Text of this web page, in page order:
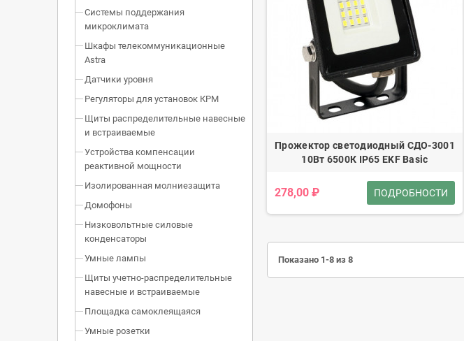
Системы поддержания
микроклимата
Шкафы телекоммуникационные
Astra
Датчики уровня
Регуляторы для установок КРМ
Щиты распределительные навесные
и встраиваемые
Устройства компенсации
реактивной мощности
Изолированная молниезащита
Домофоны
Низковольтные силовые
конденсаторы
Умные лампы
Щиты учетно-распределительные
навесные и встраиваемые
Площадка самоклеящаяся
Умные розетки
Прожектор светодиодный СДО-3001
10Вт 6500К IP65 EKF Basic
278,00 ₽ ПОДРОБНОСТИ
Показано 1-8 из 8